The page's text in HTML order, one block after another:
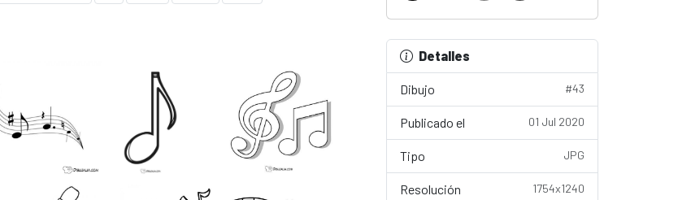
Detalles
Dibujo #43
Publicado el 01 Jul 2020
Tipo JPG
Resolución 1754x1240